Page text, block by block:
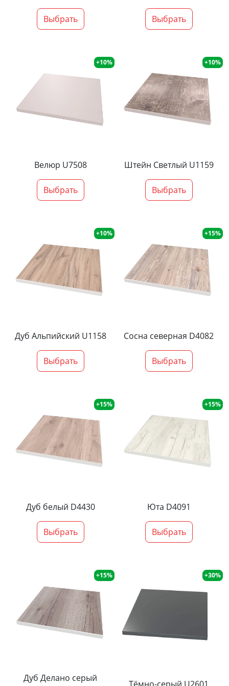
Выбрать Выбрать
+10%
Велюр U7508
Выбрать
+10%
Штейн Светлый U1159
Выбрать
+10%
Дуб Альпийский U1158
Выбрать
+15%
Сосна северная D4082
Выбрать
+15%
Дуб белый D4430
Выбрать
+15%
Юта D4091
Выбрать
+15%
Дуб Делано серый
+30%
Тёмно-серый U2601